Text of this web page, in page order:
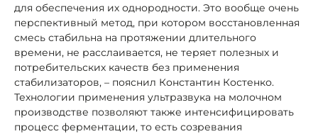
для обеспечения их однородности. Это вообще очень
перспективный метод, при котором восстановленная
смесь стабильна на протяжении длительного
времени, не расслаивается, не теряет полезных и
потребительских качеств без применения
стабилизаторов, – пояснил Константин Костенко.
Технологии применения ультразвука на молочном
производстве позволяют также интенсифицировать
процесс ферментации, то есть созревания